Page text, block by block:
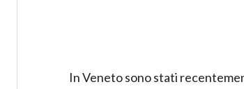
In Veneto sono stati